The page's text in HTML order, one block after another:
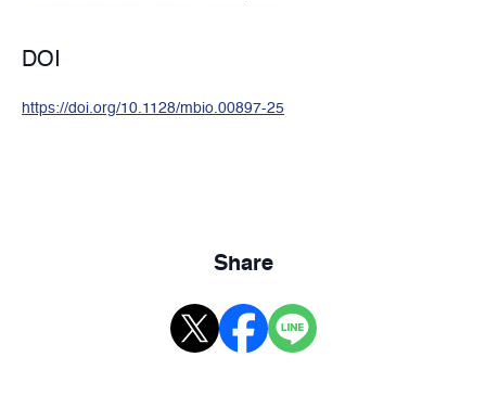
DOI
https://doi.org/10.1128/mbio.00897-25
Share